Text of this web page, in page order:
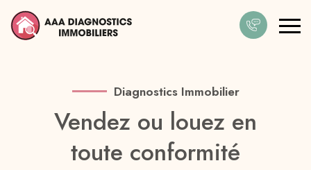
Diagnostics Immobilier
Vendez ou louez en
toute conformité
Diagnostic PEMD
Anticipez la gestion